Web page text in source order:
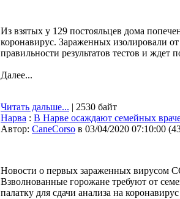
Из взятых у 129 постояльцев дома
коронавирус. Зараженных изолировали
правильности результатов тестов и ждет
Далее...
Читать дальше... | 2530 байт
Нарва : В Нарве осаждают семейных
Автор: CaneCorso в 03/04/2020 07:10:00 (
Новости о первых зараженных вирусом
Взволнованные горожане требуют от
палатку для сдачи анализа на